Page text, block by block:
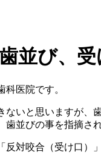
並び、受
医院です。
ないと思いますが、
歯並びの事を指摘さ
対咬合（受け口）